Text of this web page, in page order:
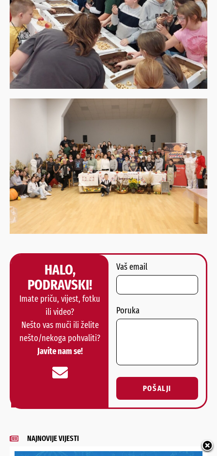
HALO,
PODRAVSKI!
Imate priču, vijest, fotku
ili video?
Nešto vas muči ili želite
nešto/nekoga pohvaliti?
Javite nam se!
Vaš email
Poruka
POŠALJI
Alternative:
NAJNOVIJE VIJESTI